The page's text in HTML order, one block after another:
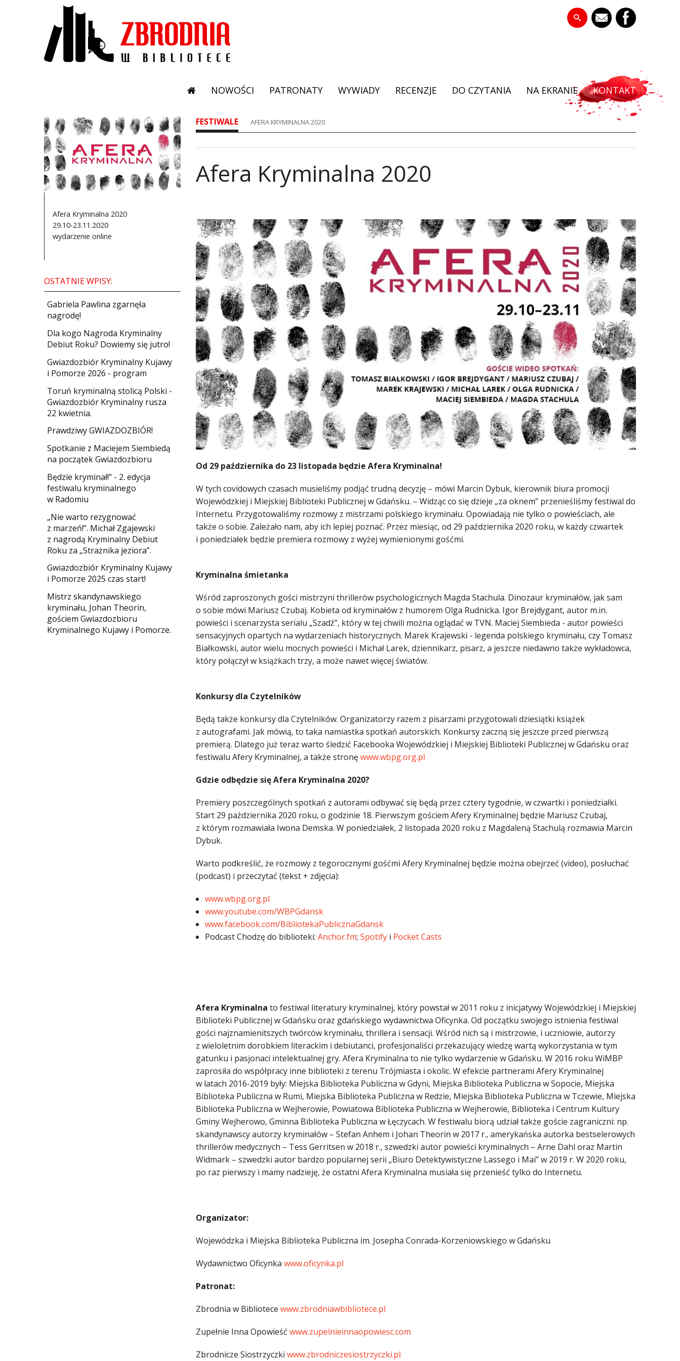
NOWOŚCI PATRONATY WYWIADY RECENZJE DO CZYTANIA NA EKRANIE KONTAKT
Afera Kryminalna 2020
29.10-23.11.2020
wydarzenie online
OSTATNIE WPISY:
Gabriela Pawlina zgarnęła
nagrodę!
Dla kogo Nagroda Kryminalny
Debiut Roku? Dowiemy się jutro!
Gwiazdozbiór Kryminalny Kujawy
i Pomorze 2026 - program
Toruń kryminalną stolicą Polski -
Gwiazdozbiór Kryminalny rusza
22 kwietnia.
​Prawdziwy GWIAZDOZBIÓR!
Spotkanie z Maciejem Siembiedą
na początek Gwiazdozbioru
​Będzie kryminał!" - 2. edycja
festiwalu kryminalnego
w Radomiu
„Nie warto rezygnować
z marzeń!”. Michał Zgajewski
z nagrodą Kryminalny Debiut
Roku za „Strażnika jeziora”.
Gwiazdozbiór Kryminalny Kujawy
i Pomorze 2025 czas start!
Mistrz skandynawskiego
kryminału, Johan Theorin,
gościem Gwiazdozbioru
Kryminalnego Kujawy i Pomorze.
FESTIWALE AFERA KRYMINALNA 2020
Afera Kryminalna 2020
Od 29 października do 23 listopada będzie Afera Kryminalna!
W tych covidowych czasach musieliśmy podjąć trudną decyzję – mówi Marcin Dybuk, kierownik biura promocji
Wojewódzkiej i Miejskiej Biblioteki Publicznej w Gdańsku. – Widząc co się dzieje „za oknem” przenieśliśmy festiwal do
Internetu. Przygotowaliśmy rozmowy z mistrzami polskiego kryminału. Opowiadają nie tylko o powieściach, ale
także o sobie. Zależało nam, aby ich lepiej poznać. Przez miesiąc, od 29 października 2020 roku, w każdy czwartek
i poniedziałek będzie premiera rozmowy z wyżej wymienionymi gośćmi.
Kryminalna śmietanka
Wśród zaproszonych gości mistrzyni thrillerów psychologicznych Magda Stachula. Dinozaur kryminałów, jak sam
o sobie mówi Mariusz Czubaj. Kobieta od kryminałów z humorem Olga Rudnicka. Igor Brejdygant, autor m.in.
powieści i scenarzysta serialu „Szadź”, który w tej chwili można oglądać w TVN. Maciej Siembieda - autor powieści
sensacyjnych opartych na wydarzeniach historycznych. Marek Krajewski - legenda polskiego kryminału, czy Tomasz
Białkowski, autor wielu mocnych powieści i Michał Larek, dziennikarz, pisarz, a jeszcze niedawno także wykładowca,
który połączył w książkach trzy, a może nawet więcej światów.
Konkursy dla Czytelników
Będą także konkursy dla Czytelników. Organizatorzy razem z pisarzami przygotowali dziesiątki książek
z autografami. Jak mówią, to taka namiastka spotkań autorskich. Konkursy zaczną się jeszcze przed pierwszą
premierą. Dlatego już teraz warto śledzić Facebooka Wojewódzkiej i Miejskiej Biblioteki Publicznej w Gdańsku oraz
festiwalu Afery Kryminalnej, a także stronęwww.wbpg.org.pl
Gdzie odbędzie się Afera Kryminalna 2020?
Premiery poszczególnych spotkań z autorami odbywać się będą przez cztery tygodnie, w czwartki i poniedziałki.
Start 29 października 2020 roku, o godzinie 18. Pierwszym gościem Afery Kryminalnej będzie Mariusz Czubaj,
z którym rozmawiała Iwona Demska. W poniedziałek, 2 listopada 2020 roku z Magdaleną Stachulą rozmawia Marcin
Dybuk.
Warto podkreślić, że rozmowy z tegorocznymi gośćmi Afery Kryminalnej będzie można obejrzeć (video), posłuchać
(podcast) i przeczytać (tekst + zdjęcia):
www.wbpg.org.pl
www.youtube.com/WBPGdansk
www.facebook.com/BibliotekaPublicznaGdansk
Podcast Chodzę do biblioteki: Anchor.fm; Spotifyi Pocket Casts
Afera Kryminalna to festiwal literatury kryminalnej, który powstał w 2011 roku z inicjatywy Wojewódzkiej i Miejskiej
Biblioteki Publicznej w Gdańsku oraz gdańskiego wydawnictwa Oficynka. Od początku swojego istnienia festiwal
gości najznamienitszych twórców kryminału, thrillera i sensacji. Wśród nich są i mistrzowie, i uczniowie, autorzy
z wieloletnim dorobkiem literackim i debiutanci, profesjonaliści przekazujący wiedzę wartą wykorzystania w tym
gatunku i pasjonaci intelektualnej gry. Afera Kryminalna to nie tylko wydarzenie w Gdańsku. W 2016 roku WiMBP
zaprosiła do współpracy inne biblioteki z terenu Trójmiasta i okolic. W efekcie partnerami Afery Kryminalnej
w latach 2016-2019 były: Miejska Biblioteka Publiczna w Gdyni, Miejska Biblioteka Publiczna w Sopocie, Miejska
Biblioteka Publiczna w Rumi, Miejska Biblioteka Publiczna w Redzie, Miejska Biblioteka Publiczna w Tczewie, Miejska
Biblioteka Publiczna w Wejherowie, Powiatowa Biblioteka Publiczna w Wejherowie, Biblioteka i Centrum Kultury
Gminy Wejherowo, Gminna Biblioteka Publiczna w Łęczycach. W festiwalu biorą udział także goście zagraniczni: np.
skandynawscy autorzy kryminałów – Stefan Anhem i Johan Theorin w 2017 r., amerykańska autorka bestselerowych
thrillerów medycznych – Tess Gerritsen w 2018 r., szwedzki autor powieści kryminalnych – Arne Dahl oraz Martin
Widmark – szwedzki autor bardzo popularnej serii „Biuro Detektywistyczne Lassego i Mai” w 2019 r. W 2020 roku,
po raz pierwszy i mamy nadzieję, że ostatni Afera Kryminalna musiała się przenieść tylko do Internetu.
Organizator:
Wojewódzka i Miejska Biblioteka Publiczna im. Josepha Conrada-Korzeniowskiego w Gdańsku
Wydawnictwo Oficynka www.oficynka.pl
Patronat:
Zbrodnia w Bibliotece www.zbrodniawbibliotece.pl
Zupełnie Inna Opowieść www.zupelnieinnaopowiesc.com
Zbrodnicze Siostrzyczki www.zbrodniczesiostrzyczki.pl